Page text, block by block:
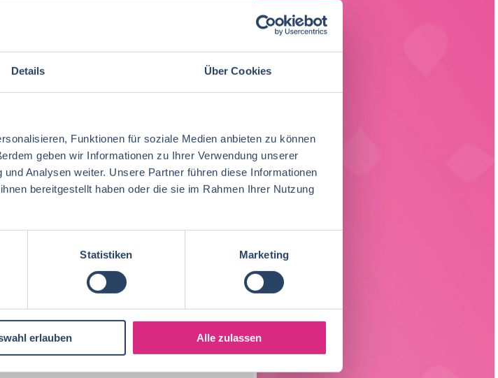
Details Über Cookies
Funktionen für soziale Medien anbieten zu können
geben wir Informationen zu Ihrer Verwendung unserer
Analysen weiter. Unsere Partner führen diese Informationen
bereitgestellt haben oder die sie im Rahmen Ihrer Nutzung
Statistiken Marketing
erlauben Alle zulassen